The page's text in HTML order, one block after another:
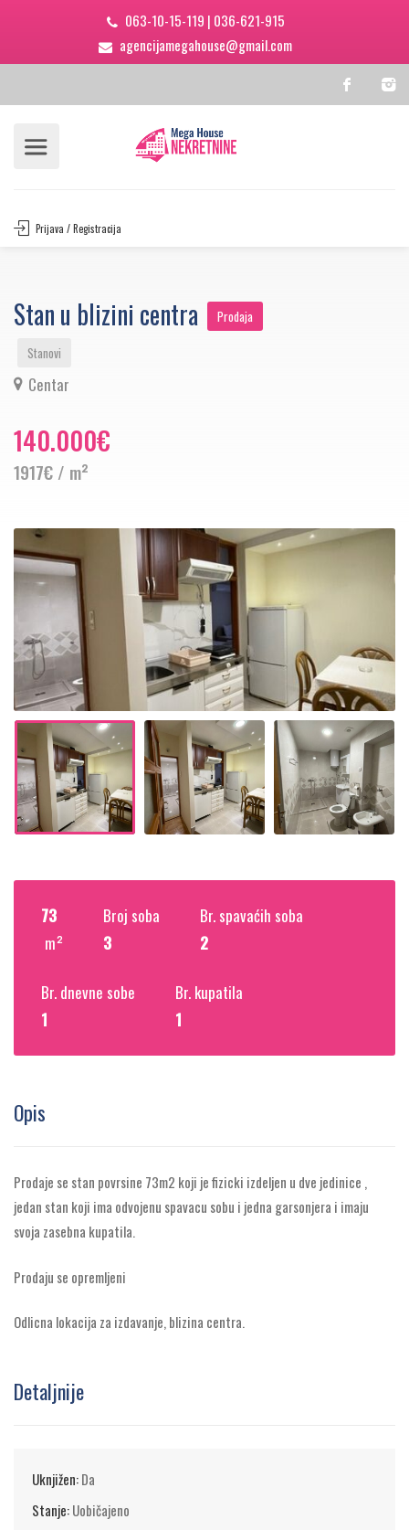
063-10-15-119 | 036-621-915
agencijamegahouse@gmail.com
Prijava / Registracija
Stan u blizini centra
Prodaja
Stanovi
Centar
140.000€
1917€ / m²
73
m²
Broj soba
3
Br. spavaćih soba
2
Br. dnevne sobe
1
Br. kupatila
1
Opis
Prodaje se stan povrsine 73m2 koji je fizicki izdeljen u dve jedinice ,
jedan stan koji ima odvojenu spavacu sobu i jedna garsonjera i imaju
svoja zasebna kupatila.
Prodaju se opremljeni
Odlicna lokacija za izdavanje, blizina centra.
Detaljnije
Uknjižen:Da
Stanje:Uobičajeno